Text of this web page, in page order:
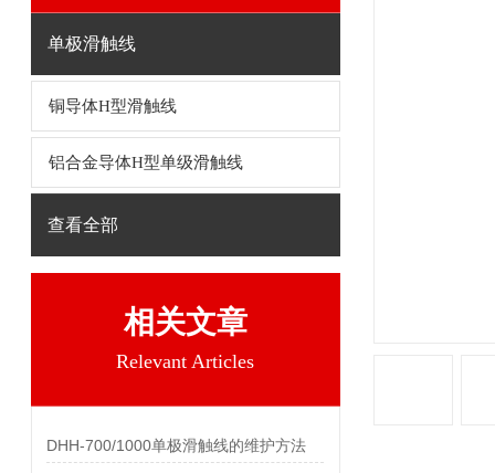
单极滑触线
铜导体H型滑触线
铝合金导体H型单级滑触线
查看全部
相关文章
Relevant Articles
DHH-700/1000单极滑触线的维护方法